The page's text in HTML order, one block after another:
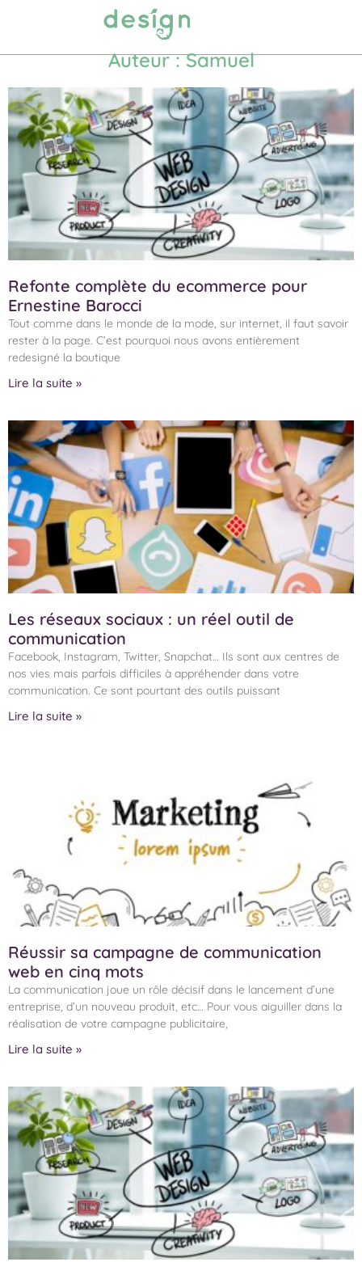
Auteur :Samuel
Refonte complète du ecommerce pour
Ernestine Barocci
Tout comme dans le monde de la mode, sur internet, il faut savoir
rester à la page. C’est pourquoi nous avons entièrement
redesigné la boutique
Lire la suite »
Les réseaux sociaux : un réel outil de
communication
Facebook, Instagram, Twitter, Snapchat… Ils sont aux centres de
nos vies mais parfois difficiles à appréhender dans votre
communication. Ce sont pourtant des outils puissant
Lire la suite »
Réussir sa campagne de communication
web en cinq mots
La communication joue un rôle décisif dans le lancement d’une
entreprise, d’un nouveau produit, etc… Pour vous aiguiller dans la
réalisation de votre campagne publicitaire,
Lire la suite »